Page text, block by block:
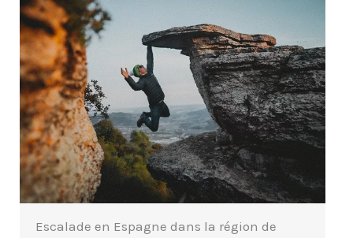
Escalade en Espagne dans la région de